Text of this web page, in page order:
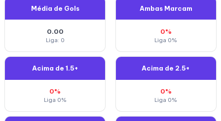
Média de Gols
0.00
Liga: 0
Ambas Marcam
0%
Liga 0%
Acima de 1.5+
0%
Liga 0%
Acima de 2.5+
0%
Liga 0%